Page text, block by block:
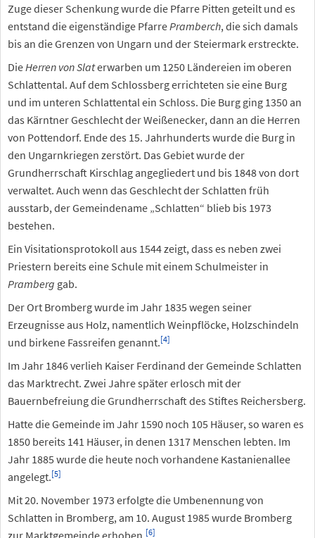
Zuge dieser Schenkung wurde die Pfarre Pitten geteilt und es
entstand die eigenständige PfarrePramberch, die sich damals
bis an die Grenzen von Ungarn und der Steiermark erstreckte.
DieHerren von Slaterwarben um 1250 Ländereien im oberen
Schlattental. Auf dem Schlossberg errichteten sie eine Burg
und im unteren Schlattental ein Schloss. Die Burg ging 1350 an
das Kärntner Geschlecht der Weißenecker, dann an die Herren
von Pottendorf. Ende des 15. Jahrhunderts wurde die Burg in
den Ungarnkriegen zerstört. Das Gebiet wurde der
Grundherrschaft Kirschlag angegliedert und bis 1848 von dort
verwaltet. Auch wenn das Geschlecht der Schlatten früh
ausstarb, der Gemeindename „Schlatten“ blieb bis 1973
bestehen.
Ein Visitationsprotokoll aus 1544 zeigt, dass es neben zwei
Priestern bereits eine Schule mit einem Schulmeister in
Pramberg gab.
Der Ort Bromberg wurde im Jahr 1835 wegen seiner
Erzeugnisse aus Holz, namentlich Weinpflöcke, Holzschindeln
und birkene Fassreifen genannt.[4]
Im Jahr 1846 verlieh Kaiser Ferdinand der Gemeinde Schlatten
das Marktrecht. Zwei Jahre später erlosch mit der
Bauernbefreiung die Grundherrschaft des Stiftes Reichersberg.
Hatte die Gemeinde im Jahr 1590 noch 105 Häuser, so waren es
1850 bereits 141 Häuser, in denen 1317 Menschen lebten. Im
Jahr 1885 wurde die heute noch vorhandene Kastanienallee
angelegt.[5]
Mit 20. November 1973 erfolgte die Umbenennung von
Schlatten in Bromberg, am 10. August 1985 wurde Bromberg
zur Marktgemeinde erhoben. [6]